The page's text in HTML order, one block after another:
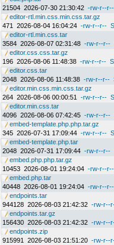
21504 2026-07-30 21:30:42 -rw-r--r--
editor-rtl.min.css.min.css.tar.gz
471
2026-08-04 16:04:24 -rw-r--r--
editor-rtl.min.css.tar
3584 2026-08-07 02:31:48 -rw-r--r--
editor.css.css.tar.gz
196 2026-08-06 11:48:38 -rw-r--r--
editor.css.tar
2048 2026-08-06 11:48:38 -rw-r--r--
editor.min.css.min.css.tar.gz
264 2026-08-06 00:00:51 -rw-r--r--
editor.min.css.tar
4096 2026-08-06 07:42:45 -rw-r--r--
embed-template.php.php.tar.gz
345 2026-07-31 17:09:44 -rw-r--r--
embed-template.php.tar
2048 2026-07-31 17:09:44 -rw-r--r--
embed.php.php.tar.gz
10453 2026-08-01 19:24:04 -rw-r--r--
embed.php.tar
40448 2026-08-01 19:24:04 -rw-r--r--
endpoints.tar
944128 2026-08-03 21:42:32 -rw-r--
endpoints.tar.gz
156430 2026-08-03 21:42:32 -rw-r--
endpoints.zip
915991
2026-08-03 21:51:20 -rw-r--